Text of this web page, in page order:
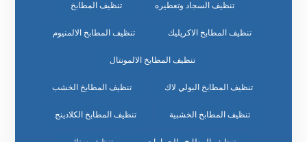
تنظيف السجاد وتعطيره تنظيف المطابخ
تنظيف المطابخ الاكريليك تنظيف المطابخ الالمنيوم
تنظيف المطابخ الالمونتال
تنظيف المطابخ البولي لاك تنظيف المطابخ الخشب
تنظيف المطابخ الخشبية تنظيف المطابخ الكلادينج